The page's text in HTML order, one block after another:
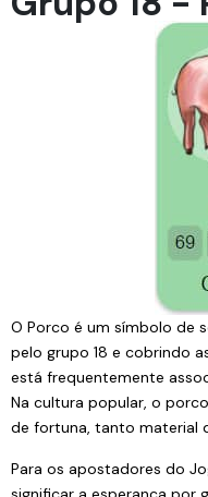
O Porco é um símbolo de
pelo grupo 18 e cobrindo
está frequentemente
Na cultura popular, o
de fortuna, tanto material
Para os apostadores do